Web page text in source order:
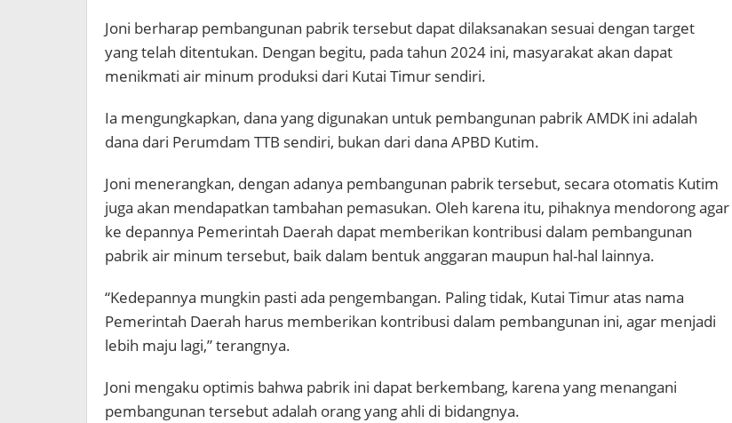
Joni berharap pembangunan pabrik tersebut dapat dilaksanakan sesuai dengan target
yang telah ditentukan. Dengan begitu, pada tahun 2024 ini, masyarakat akan dapat
menikmati air minum produksi dari Kutai Timur sendiri.
Ia mengungkapkan, dana yang digunakan untuk pembangunan pabrik AMDK ini adalah
dana dari Perumdam TTB sendiri, bukan dari dana APBD Kutim.
Joni menerangkan, dengan adanya pembangunan pabrik tersebut, secara otomatis Kutim
juga akan mendapatkan tambahan pemasukan. Oleh karena itu, pihaknya mendorong agar
ke depannya Pemerintah Daerah dapat memberikan kontribusi dalam pembangunan
pabrik air minum tersebut, baik dalam bentuk anggaran maupun hal-hal lainnya.
“Kedepannya mungkin pasti ada pengembangan. Paling tidak, Kutai Timur atas nama
Pemerintah Daerah harus memberikan kontribusi dalam pembangunan ini, agar menjadi
lebih maju lagi,” terangnya.
Joni mengaku optimis bahwa pabrik ini dapat berkembang, karena yang menangani
pembangunan tersebut adalah orang yang ahli di bidangnya.